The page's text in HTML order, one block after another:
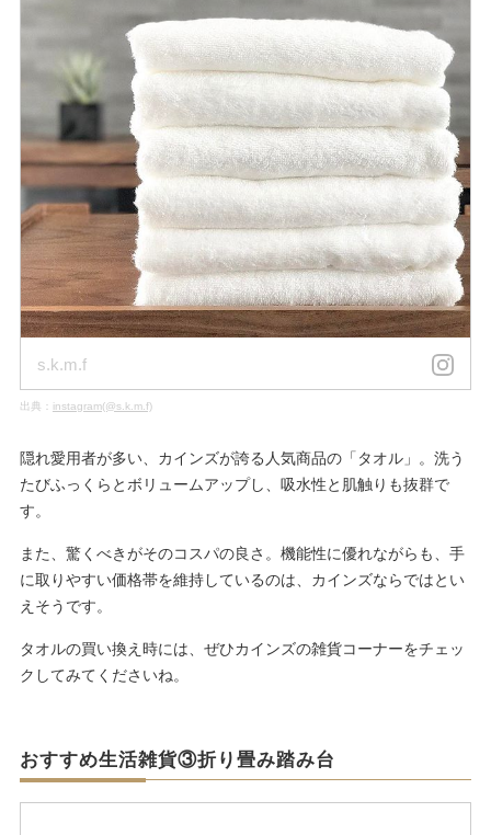
s.k.m.f
出典： instagram(@s.k.m.f)
隠れ愛用者が多い、カインズが誇る人気商品の「タオル」。洗う
たびふっくらとボリュームアップし、吸水性と肌触りも抜群で
す。
また、驚くべきがそのコスパの良さ。機能性に優れながらも、手
に取りやすい価格帯を維持しているのは、カインズならではとい
えそうです。
タオルの買い換え時には、ぜひカインズの雑貨コーナーをチェッ
クしてみてくださいね。
おすすめ生活雑貨③折り畳み踏み台